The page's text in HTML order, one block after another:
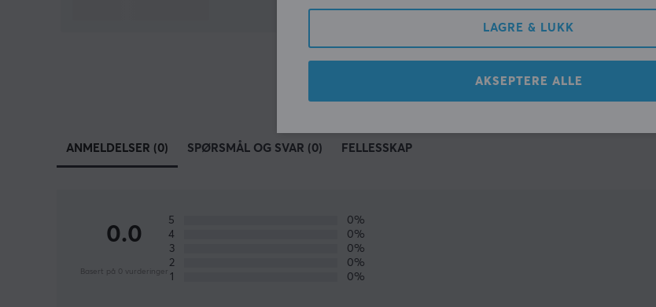
ANMELDELSER (0) SPØRSMÅL OG SVAR (0) FELLESSKAP
0.0
Basert på 0 vurderinger
5
0%
4
0%
3
0%
2
0%
1
0%
LAGRE & LUKK
AKSEPTERE ALLE